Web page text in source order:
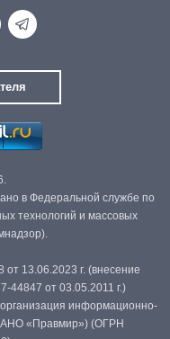
в Федеральной службе по
технологий и массовых
13.06.2023 г. (внесение
44847 от 03.05.2011 г.)
информационно-
«Правмир») (ОГРН